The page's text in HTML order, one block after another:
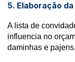
5. Elaboração
A lista de
influencia no
daminhas e pajens.